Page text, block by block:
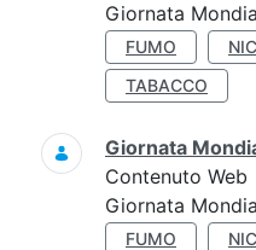
Giornata
FUMO
TABACCO
Giornata
Contenuto Web
Giornata
FUMO